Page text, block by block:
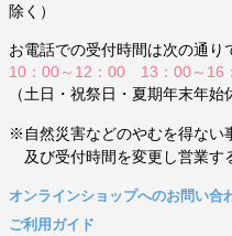
除く）
お電話での受付時間は次の通り
10：00～12：00 13：00～16
（土日・祝祭日・夏期年末年始
※自然災害などのやむを得ない
及び受付時間を変更し営業す
オンラインショップへのお問い合
ご利用ガイド